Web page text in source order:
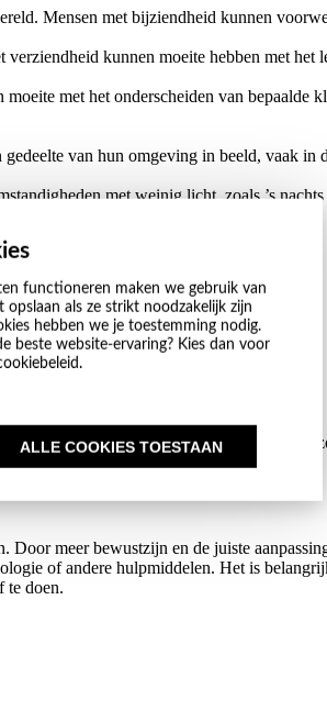
functioneren maken we gebruik van
als ze strikt noodzakelijk zijn
hebben we je toestemming nodig.
beste website-ervaring? Kies dan voor
ALLE COOKIES TOESTAAN
Mensen met bijziendheid kunnen
kunnen moeite hebben met het
met het onderscheiden van bepaalde
van hun omgeving in beeld, vaak in
met weinig licht, zoals ’s
Zo kunnen we bijvoorbeeld:
hebben, zoals het te snel opstaan, fel
meer bewustzijn en de juiste
of andere hulpmiddelen. Het is
te doen.